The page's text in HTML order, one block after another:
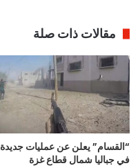
مقالات ذات صلة
“القسام” يعلن عن عمليات جديدة
في جباليا شمال قطاع غزة